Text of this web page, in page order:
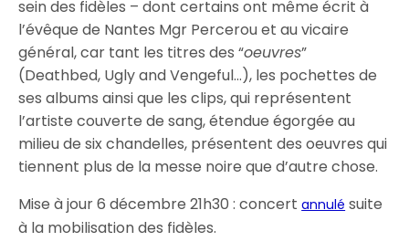
sein des fidèles – dont certains ont même écrit à
l’évêque de Nantes Mgr Percerou et au vicaire
général, car tant les titres des “oeuvres”
(Deathbed, Ugly and Vengeful…), les pochettes de
ses albums ainsi que les clips, qui représentent
l’artiste couverte de sang, étendue égorgée au
milieu de six chandelles, présentent des oeuvres qui
tiennent plus de la messe noire que d’autre chose.
Mise à jour 6 décembre 21h30 : concertannulé suite
à la mobilisation des fidèles.